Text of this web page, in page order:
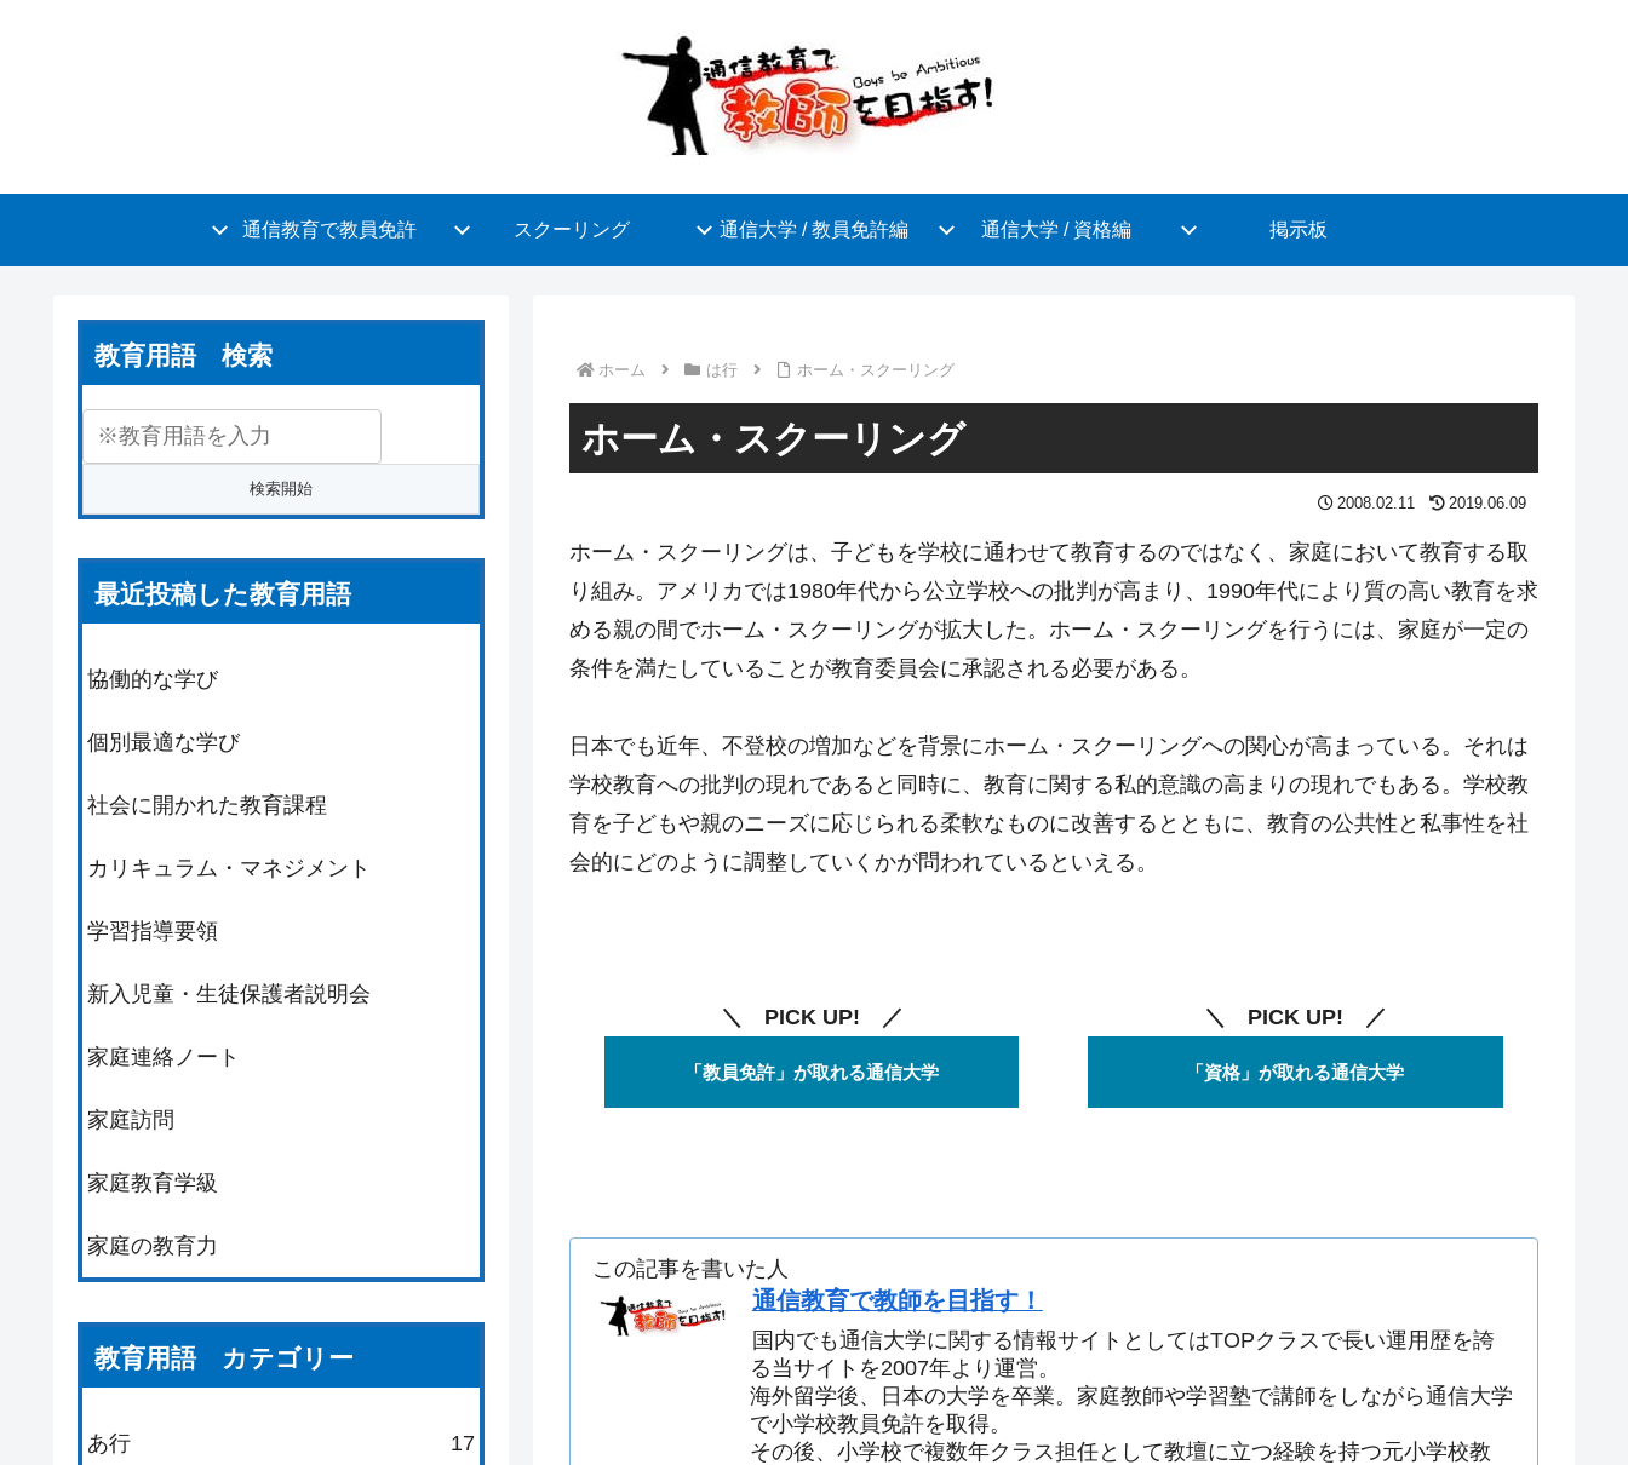
通信教育で教員免許 スクーリング 通信大学 / 教員免許編 通信大学 / 資格編 掲示板
ホーム は行 ホーム・スクーリング
ホーム・スクーリング
2008.02.11 2019.06.09
ホーム・スクーリングは、子どもを学校に通わせて教育するのではなく、家庭において教育する取
り組み。アメリカでは1980年代から公立学校への批判が高まり、1990年代により質の高い教育を求
める親の間でホーム・スクーリングが拡大した。ホーム・スクーリングを行うには、家庭が一定の
条件を満たしていることが教育委員会に承認される必要がある。
日本でも近年、不登校の増加などを背景にホーム・スクーリングへの関心が高まっている。それは
学校教育への批判の現れであると同時に、教育に関する私的意識の高まりの現れでもある。学校教
育を子どもや親のニーズに応じられる柔軟なものに改善するとともに、教育の公共性と私事性を社
会的にどのように調整していくかが問われているといえる。
＼ PICK UP! ／
「教員免許」が取れる通信大学
＼ PICK UP! ／
「資格」が取れる通信大学
この記事を書いた人
通信教育で教師を目指す！
国内でも通信大学に関する情報サイトとしてはTOPクラスで長い運用歴を誇
る当サイトを2007年より運営。
海外留学後、日本の大学を卒業。家庭教師や学習塾で講師をしながら通信大学
で小学校教員免許を取得。
その後、小学校で複数年クラス担任として教壇に立つ経験を持つ元小学校教
教育用語 検索
最近投稿した教育用語
協働的な学び
個別最適な学び
社会に開かれた教育課程
カリキュラム・マネジメント
学習指導要領
新入児童・生徒保護者説明会
家庭連絡ノート
家庭訪問
家庭教育学級
家庭の教育力
教育用語 カテゴリー
あ行 17